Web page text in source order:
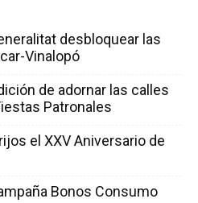
desbloquear las
Vinalopó
de adornar las calles
Patronales
el XXV Aniversario de
Bonos Consumo